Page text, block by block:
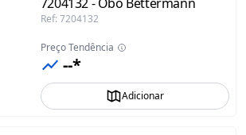
Ref: 7204132
Preço Tendência
--*
Adicionar